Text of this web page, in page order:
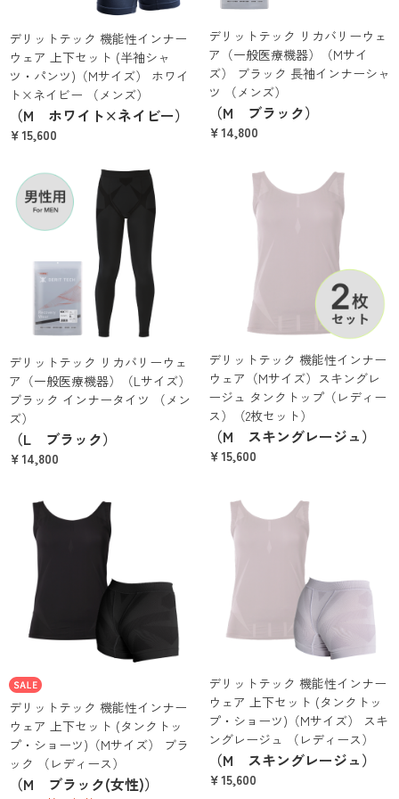
デリットテック 機能性インナー
ウェア 上下セット (半袖シャ
ツ・パンツ)（Mサイズ） ホワイ
ト×ネイビー （メンズ）
（M ホワイト×ネイビー）
￥15,600
デリットテック リカバリーウェ
ア（一般医療機器）（Mサイ
ズ） ブラック 長袖インナーシャ
ツ （メンズ）
（M ブラック）
￥14,800
デリットテック リカバリーウェ
ア（一般医療機器）（Lサイズ）
ブラック インナータイツ （メン
ズ）
（L ブラック）
￥14,800
デリットテック 機能性インナー
ウェア（Mサイズ）スキングレ
ージュ タンクトップ（レディー
ス）（2枚セット）
（M スキングレージュ）
￥15,600
デリットテック 機能性インナー
ウェア 上下セット (タンクトッ
プ・ショーツ)（Mサイズ） ブラ
ック （レディース）
（M ブラック(女性)）
デリットテック 機能性インナー
ウェア 上下セット (タンクトッ
プ・ショーツ)（Mサイズ） スキ
ングレージュ （レディース）
（M スキングレージュ）
￥15,600